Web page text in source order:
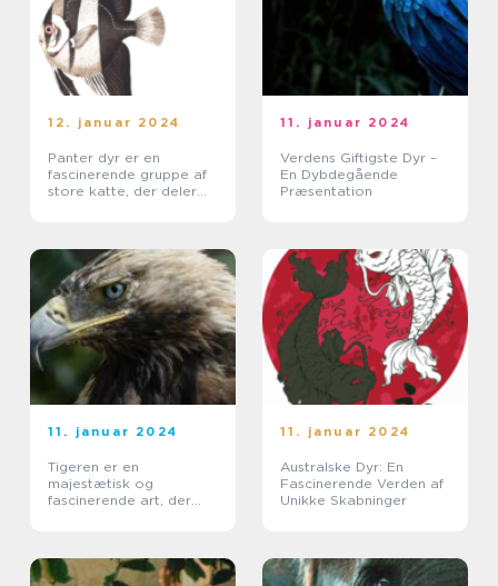
12. januar 2024
Panter dyr er en
fascinerende gruppe af
store katte, der deler
11. januar 2024
Verdens Giftigste Dyr –
En Dybdegående
Præsentation
11. januar 2024
Tigeren er en
majestætisk og
fascinerende art, der
dyreelskere
11. januar 2024
Australske Dyr: En
Fascinerende Verden af
Unikke Skabninger